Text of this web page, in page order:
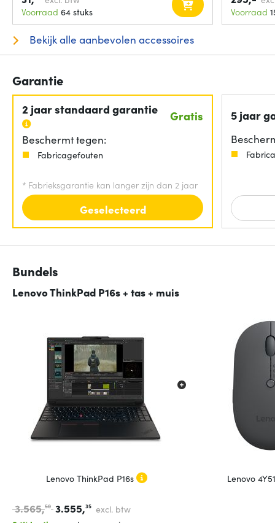
Voorraad 64 stuks
Voorraad
Bekijk alle aanbevolen accessoires
Garantie
2 jaar standaard garantie Gratis
Beschermt tegen:
Fabricagefouten
* Fabrieksgarantie kan langer zijn dan 2 jaar
Geselecteerd
5 jaar
Bundels
Lenovo ThinkPad P16s + tas + muis
Lenovo ThinkPad P16s Lenovo
3.565,50 3.555,35
excl. btw